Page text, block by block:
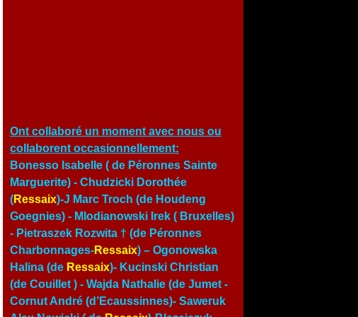
Ont collaboré un moment avec nous ou
collaborent occasionnellement:
Bonesso Isabelle ( de Péronnes Sainte
Marguerite) - Chudzicki Dorothée
(Ressaix)-J Marc Troch (de Houdeng
Goegnies) - Mlodianowski Irek ( Bruxelles)
- Pietraszek Rozwita † (de Péronnes
Charbonnages-Ressaix) – Ogonowska
Halina (de Ressaix)- Kucinski Christian
(de Couillet ) - Wajda Nathalie (de Jumet -
Cornut André (d’Ecaussinnes)- Saweruk